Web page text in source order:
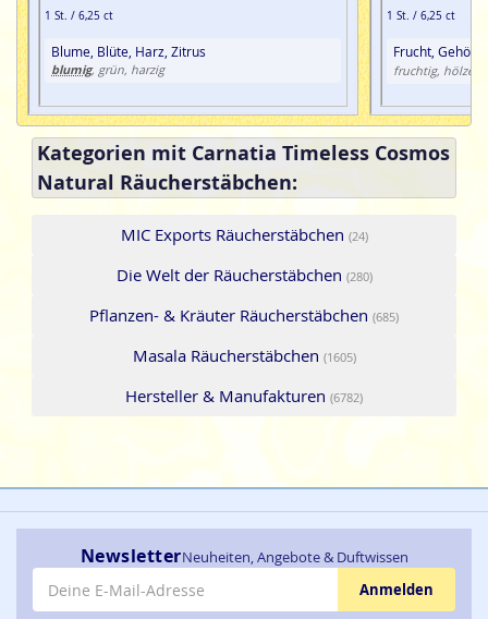
1 St. / 6,25 ct
Blume, Blüte, Harz, Zitrus
blumig, grün, harzig
1 St. / 6,25 ct
Frucht, Gehölz
fruchtig,
Kategorien mit Carnatia Timeless Cosmos
Natural Räucherstäbchen:
MIC Exports Räucherstäbchen (24)
Die Welt der Räucherstäbchen (280)
Pflanzen- & Kräuter Räucherstäbchen (685)
Masala Räucherstäbchen (1605)
Hersteller & Manufakturen (6782)
NewsletterNeuheiten, Angebote & Duftwissen
E-Mail-Adresse
Anmelden